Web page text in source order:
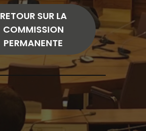
RETOUR SUR LA
COMMISSION
PERMANENTE